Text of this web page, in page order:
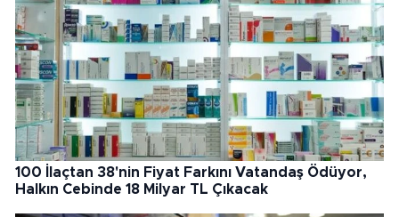
100 İlaçtan 38'nin Fiyat Farkını Vatandaş Ödüyor,
Halkın Cebinde 18 Milyar TL Çıkacak